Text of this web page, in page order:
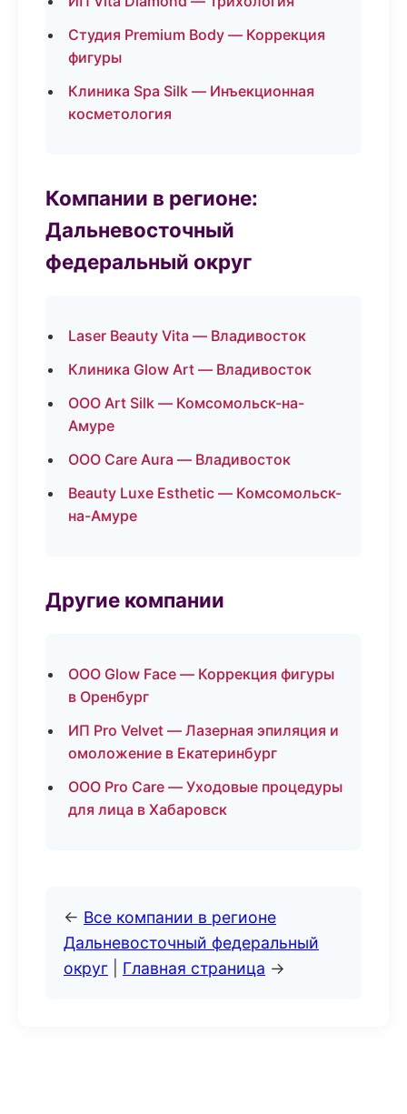
Студия Premium Body — Коррекция
фигуры
Клиника Spa Silk — Инъекционная
косметология
Компании в регионе:
Дальневосточный
федеральный округ
Laser Beauty Vita — Владивосток
Клиника Glow Art — Владивосток
ООО Art Silk — Комсомольск-на-
Амуре
ООО Care Aura — Владивосток
Beauty Luxe Esthetic — Комсомольск-
на-Амуре
Другие компании
ООО Glow Face — Коррекция фигуры
в Оренбург
ИП Pro Velvet — Лазерная эпиляция и
омоложение в Екатеринбург
ООО Pro Care — Уходовые процедуры
для лица в Хабаровск
← Все компании в регионе
Дальневосточный федеральный
округ
Главная страница →